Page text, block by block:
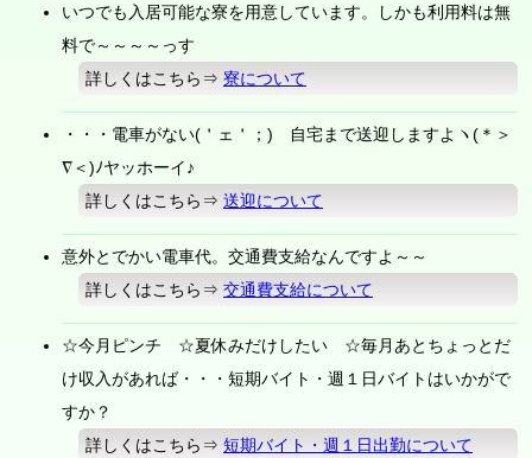
いつでも入居可能な寮を用意しています。しかも利用料は無
料で～～～～っす
詳しくはこちら⇒寮について
・・・電車がない(＇ェ＇；) 自宅まで送迎しますよヽ(＊＞
∇＜)ﾉヤッホーイ♪
詳しくはこちら⇒送迎について
意外とでかい電車代。交通費支給なんですよ～～
詳しくはこちら⇒交通費支給について
☆今月ピンチ ☆夏休みだけしたい ☆毎月あとちょっとだ
け収入があれば・・・短期バイト・週１日バイトはいかがで
すか？
詳しくはこちら⇒短期バイト・週１日出勤について